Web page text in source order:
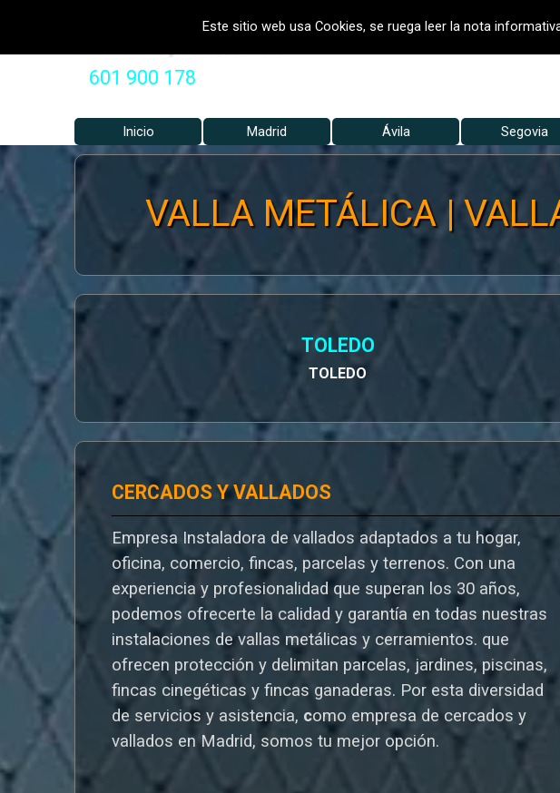
Este sitio web usa Cookies, se ruega leer la nota
VALLADOS METALICOS MADRID - VALLADO DE
601 900 178
Inicio Madrid ▼
Ávila ▼
Segovia
VALLA METÁLICA |
TOLEDO
TOLEDO
CERCADOS Y VALLADOS
Empresa Instaladora de vallados adaptados a tu hogar,
oficina, comercio, fincas, parcelas y terrenos. Con una
experiencia y profesionalidad que superan los 30 años,
podemos ofrecerte la calidad y garantía en todas nuestras
instalaciones de vallas metálicas y cerramientos. que
ofrecen protección y delimitan parcelas, jardines, piscinas,
fincas cinegéticas y fincas ganaderas. Por esta diversidad
de servicios y asistencia, como empresa de cercados y
vallados en Madrid, somos tu mejor opción.